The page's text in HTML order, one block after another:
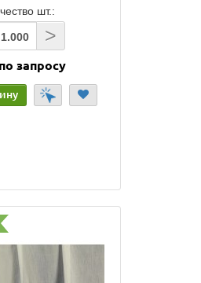
шт.:
>
запросу